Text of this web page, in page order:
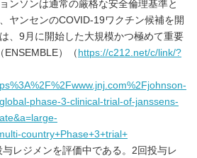
ンソンは通常の厳格な安全倫理基準と
ヤンセンのCOVID-19ワクチン候補を開
、9月に開始した大規模かつ極めて重要
ENSEMBLE）（ https://c212.net/c/link/?
phase-3-clinical-trial-of-janssens-
country+Phase+3+trial+
与レジメンを評価中である。2回投与レ